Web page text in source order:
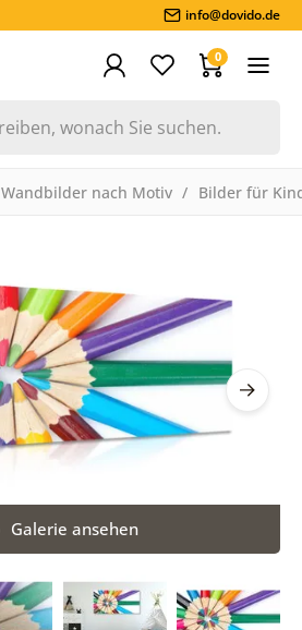
info@dovido.de
0
Wandbilder nach Motiv Bilder für
Galerie ansehen